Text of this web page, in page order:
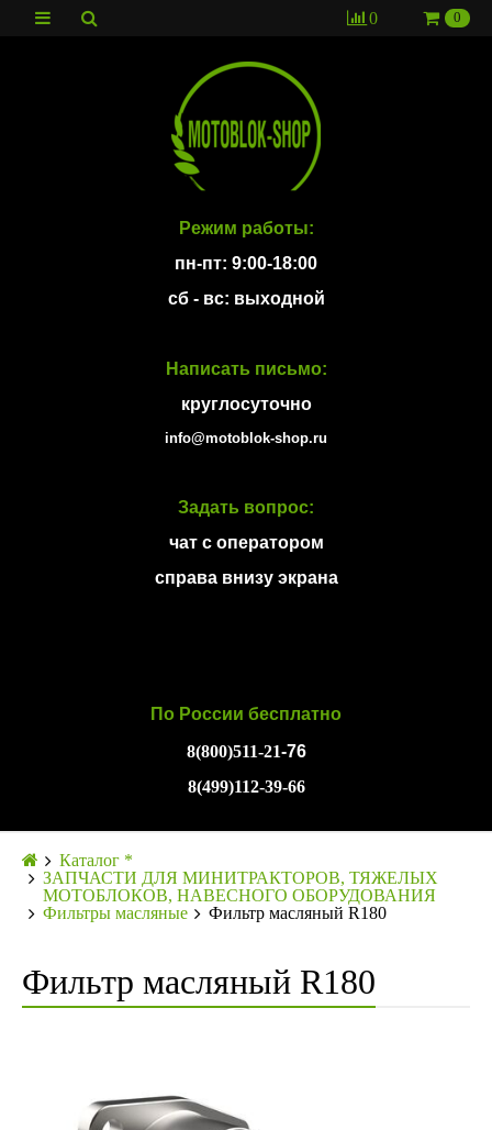
0 0
Режим работы:
пн-пт: 9:00-18:00
сб - вс: выходной
Написать письмо:
круглосуточно
info@motoblok-shop.ru
Задать вопрос:
чат с оператором
справа внизу экрана
По России бесплатно
8(800)511-21-76
8(499)112-39-66
Каталог *
ЗАПЧАСТИ ДЛЯ МИНИТРАКТОРОВ, ТЯЖЕЛЫХ
МОТОБЛОКОВ, НАВЕСНОГО ОБОРУДОВАНИЯ
Фильтры масляные
Фильтр масляный R180
Фильтр масляный R180